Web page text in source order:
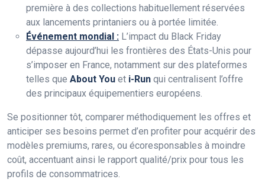
première à des collections habituellement réservées
aux lancements printaniers ou à portée limitée.
Événement mondial : L’impact du Black Friday
dépasse aujourd’hui les frontières des États-Unis pour
s’imposer en France, notamment sur des plateformes
telles que About You et i-Run qui centralisent l’offre
des principaux équipementiers européens.
Se positionner tôt, comparer méthodiquement les offres et
anticiper ses besoins permet d’en profiter pour acquérir des
modèles premiums, rares, ou écoresponsables à moindre
coût, accentuant ainsi le rapport qualité/prix pour tous les
profils de consommatrices.